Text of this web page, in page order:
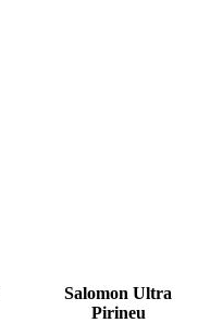
Salomon Ultra
Pirineu